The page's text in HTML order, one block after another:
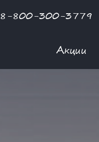
8-800-300-3779
Акции